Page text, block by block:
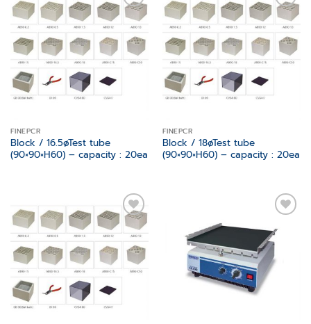
Add to
wishlist
FINEPCR
Block / 16.5øTest tube
(90×90×H60) – capacity : 20ea
Add to
wishlist
FINEPCR
Block / 18øTest tube
(90×90×H60) – capacity : 20ea
Add to
wishlist wishlist